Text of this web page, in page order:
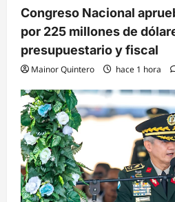
Congreso Nacional
por 225 millones de
presupuestario y fiscal
Mainor Quintero hace 1 hora